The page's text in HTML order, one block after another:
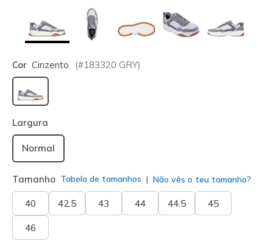
Cor Cinzento (#183320 GRY)
selecionado
Largura
Normal
Tamanho Tabela de tamanhos Não vês o teu tamanho?
40 42.5 43 44 44.5 45
46